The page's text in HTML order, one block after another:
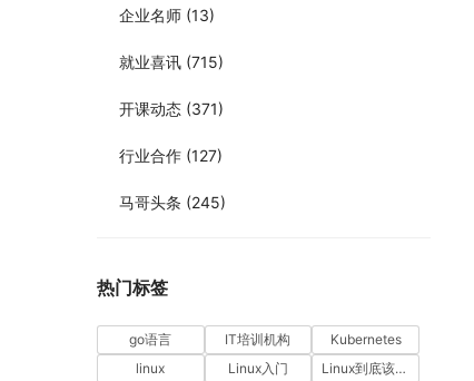
企业名师 (13)
就业喜讯 (715)
开课动态 (371)
行业合作 (127)
马哥头条 (245)
热门标签
go语言 IT培训机构
Kubernetes
linux
Linux入门
Linux到底该怎样学？